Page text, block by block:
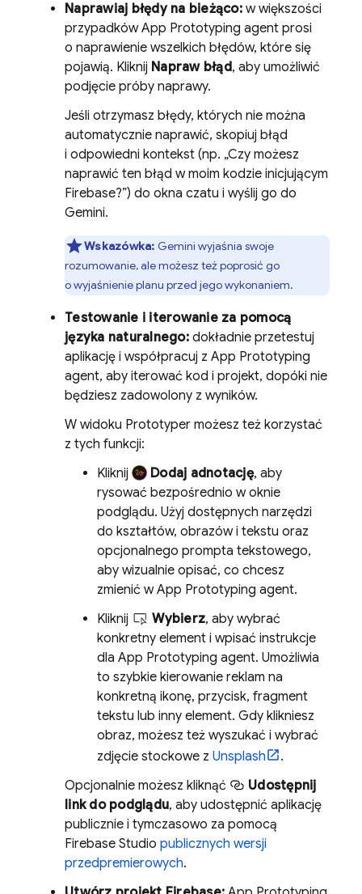
Naprawiaj błędy na bieżąco:w większości
przypadkówApp Prototyping agent prosi
o naprawienie wszelkich błędów, które się
pojawią. Kliknij Napraw błąd, aby umożliwić
podjęcie próby naprawy.
Jeśli otrzymasz błędy, których nie można
automatycznie naprawić, skopiuj błąd
i odpowiedni kontekst (np. „Czy możesz
naprawić ten błąd w moim kodzie inicjującym
Firebase?”) do okna czatu i wyślij go do
Gemini.
Wskazówka: Gemini wyjaśnia swoje
rozumowanie, ale możesz też poprosić go
o wyjaśnienie planu przed jego wykonaniem.
Testowanie i iterowanie za pomocą
języka naturalnego:dokładnie przetestuj
aplikację i współpracuj z App Prototyping
agent, aby iterować kod i projekt, dopóki nie
będziesz zadowolony z wyników.
W widoku Prototyper możesz też korzystać
z tych funkcji:
Kliknij
Dodaj adnotację, aby
rysować bezpośrednio w oknie
podglądu. Użyj dostępnych narzędzi
do kształtów, obrazów i tekstu oraz
opcjonalnego prompta tekstowego,
aby wizualnie opisać, co chcesz
zmienić wApp Prototyping agent.
Kliknij
Wybierz, aby wybrać
konkretny element i wpisać instrukcje
dla App Prototyping agent. Umożliwia
to szybkie kierowanie reklam na
konkretną ikonę, przycisk, fragment
tekstu lub inny element. Gdy klikniesz
obraz, możesz też wyszukać i wybrać
zdjęcie stockowe z Unsplash
.
Opcjonalnie możesz kliknąć
Udostępnij
link do podglądu, aby udostępnić aplikację
publicznie i tymczasowo za pomocą
Firebase Studio publicznych wersji
przedpremierowych.